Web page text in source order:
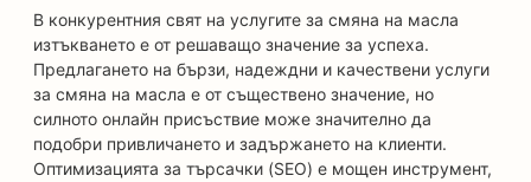
В конкурентния свят на услугите за смяна на масла
изтъкването е от решаващо значение за успеха.
Предлагането на бързи, надеждни и качествени услуги
за смяна на масла е от съществено значение, но
силното онлайн присъствие може значително да
подобри привличането и задържането на клиенти.
Оптимизацията за търсачки (SEO) е мощен инструмент,